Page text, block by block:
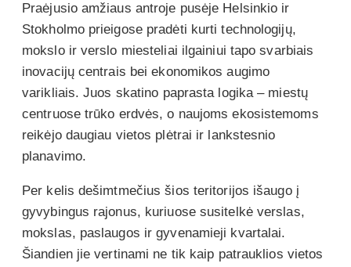
Praėjusio amžiaus antroje pusėje Helsinkio ir
Stokholmo prieigose pradėti kurti technologijų,
mokslo ir verslo miesteliai ilgainiui tapo svarbiais
inovacijų centrais bei ekonomikos augimo
varikliais. Juos skatino paprasta logika – miestų
centruose trūko erdvės, o naujoms ekosistemoms
reikėjo daugiau vietos plėtrai ir lankstesnio
planavimo.
Per kelis dešimtmečius šios teritorijos išaugo į
gyvybingus rajonus, kuriuose susitelkė verslas,
mokslas, paslaugos ir gyvenamieji kvartalai.
Šiandien jie vertinami ne tik kaip patrauklios vietos